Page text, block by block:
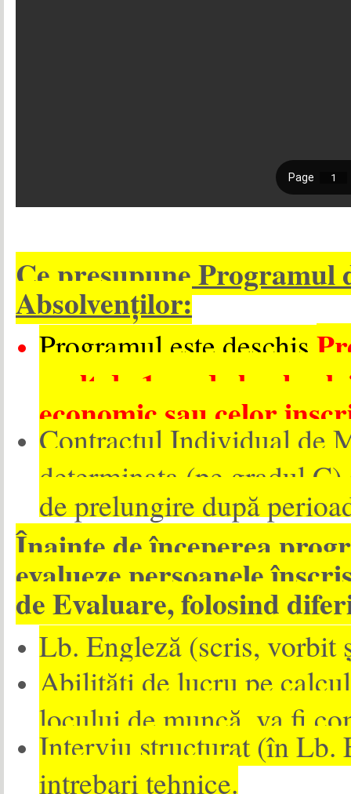
Ce presupune Programul
Absolvenților:
Programul este deschis
mult de 1 an de la
economic sau celor
Contractul Individual de
determinata (pe gradul
de prelungire după
Înainte de începerea
evalueze persoanele
de Evaluare, folosind
Lb. Engleză (scris, vorbit
Abilități de lucru pe
locului de muncă, va fi
Interviu structurat (în Lb.
intrebari tehnice.